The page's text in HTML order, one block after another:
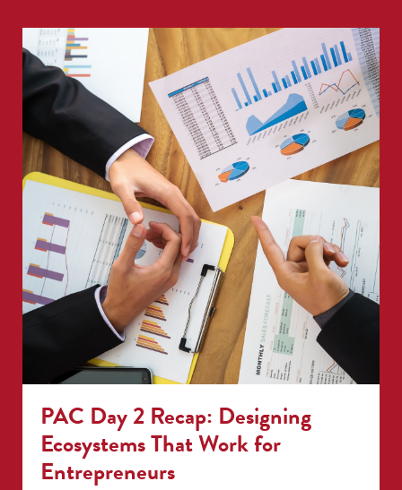
investidores e outros stakeholders que apoiam e
estão engajados com aceleradoras ao redor do
mundo."
PAC Day 2 Recap: Designing
Ecosystems That Work for
Entrepreneurs